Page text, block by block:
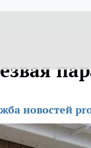
новостей